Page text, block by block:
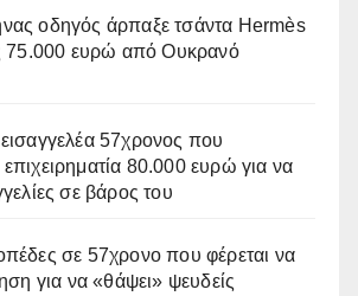
οδηγός άρπαξε τσάντα Hermès
75.000 ευρώ από Ουκρανό
57χρονος που
80.000 ευρώ για να
σε βάρος του
σε 57χρονο που φέρεται να
για να «θάψει» ψευδείς